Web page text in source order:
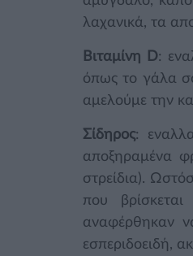
λαχανικά, τα
Βιταμίνη D:
όπως το γάλα
αμελούμε την
Σίδηρος:
αποξηραμένα
στρείδια).
που
αναφέρθηκαν
εσπεριδοειδή,